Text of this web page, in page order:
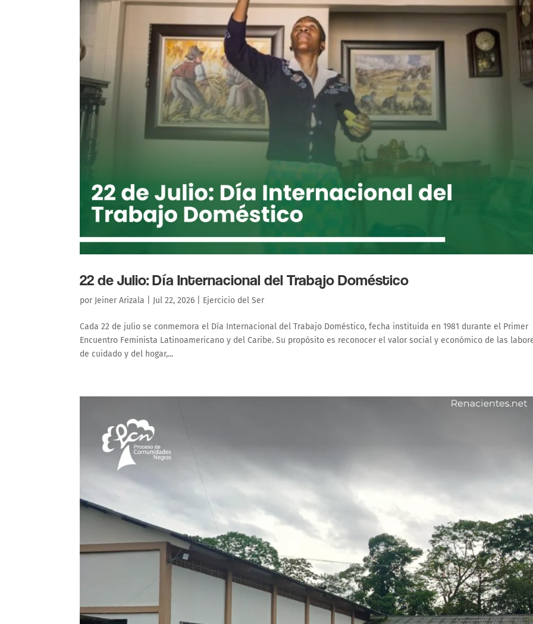
22 de Julio: Día Internacional del Trabajo Doméstico
por Jeiner Arizala Jul 22, 2026 Ejercicio del Ser
Cada 22 de julio se conmemora el Día Internacional del Trabajo Doméstico, fecha instituida en 1981 durante el Primer
Encuentro Feminista Latinoamericano y del Caribe. Su propósito es reconocer el valor social y económico de las
de cuidado y del hogar,...